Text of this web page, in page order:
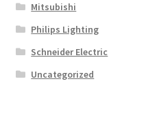
Mitsubishi
Philips Lighting
Schneider Electric
Uncategorized